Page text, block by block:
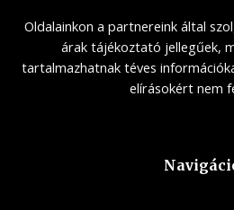
Oldalainkon a partnereink által
árak tájékoztató jellegűek,
tartalmazhatnak téves
elírásokért nem